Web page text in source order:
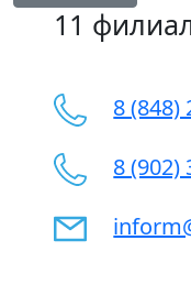
11
8 (848)
8 (902)